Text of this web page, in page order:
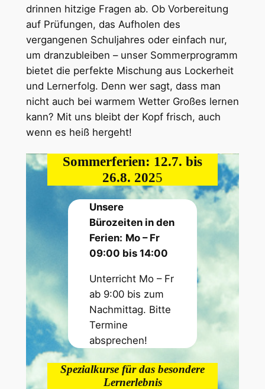
drinnen hitzige Fragen ab. Ob Vorbereitung
auf Prüfungen, das Aufholen des
vergangenen Schuljahres oder einfach nur,
um dranzubleiben – unser Sommerprogramm
bietet die perfekte Mischung aus Lockerheit
und Lernerfolg. Denn wer sagt, dass man
nicht auch bei warmem Wetter Großes lernen
kann? Mit uns bleibt der Kopf frisch, auch
wenn es heiß hergeht!
Sommerferien: 12.7. bis
26.8. 2025
Unsere
Bürozeiten in den
Ferien: Mo – Fr
09:00 bis 14:00
Unterricht Mo – Fr
ab 9:00 bis zum
Nachmittag. Bitte
Termine
absprechen!
Spezialkurse für das besondere
Lernerlebnis